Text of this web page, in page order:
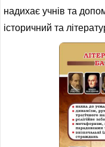
ІНШЕ
надихає учнів та
історичний та